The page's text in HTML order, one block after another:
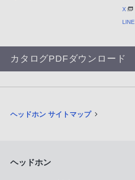
X
LINE
カタログPDFダウンロード
ヘッドホン サイトマップ
ヘッドホン